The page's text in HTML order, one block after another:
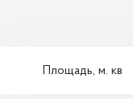
Площадь, м. кв